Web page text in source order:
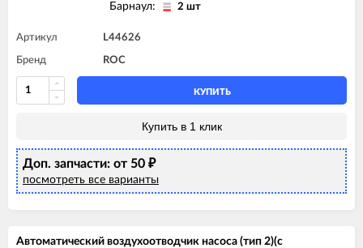
Барнаул: 2 шт
Артикул L44626
Бренд ROC
КУПИТЬ
Купить в 1 клик
Доп. запчасти: от 50 ₽
посмотреть все варианты
Автоматический воздухоотводчик насоса (тип 2)(c